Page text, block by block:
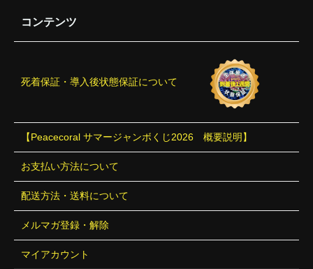
コンテンツ
死着保証・導入後状態保証について
【Peacecoral サマージャンボくじ2026 概要説明】
お支払い方法について
配送方法・送料について
メルマガ登録・解除
マイアカウント